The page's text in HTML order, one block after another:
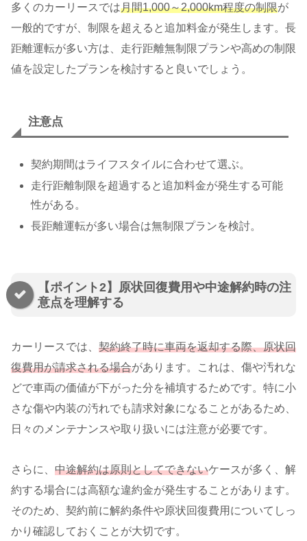
多くのカーリースでは月間1,000～2,000km程度の制限が
一般的ですが、制限を超えると追加料金が発生します。長
距離運転が多い方は、走行距離無制限プランや高めの制限
値を設定したプランを検討すると良いでしょう。
注意点
契約期間はライフスタイルに合わせて選ぶ。
走行距離制限を超過すると追加料金が発生する可能
性がある。
長距離運転が多い場合は無制限プランを検討。
【ポイント2】原状回復費用や中途解約時の注
意点を理解する
カーリースでは、 契約終了時に車両を返却する際、原状回
復費用が請求される場合があります。これは、傷や汚れな
どで車両の価値が下がった分を補填するためです。特に小
さな傷や内装の汚れでも請求対象になることがあるため、
日々のメンテナンスや取り扱いには注意が必要です。
さらに、 中途解約は原則としてできないケースが多く、解
約する場合には高額な違約金が発生することがあります。
そのため、契約前に解約条件や原状回復費用についてしっ
かり確認しておくことが大切です。